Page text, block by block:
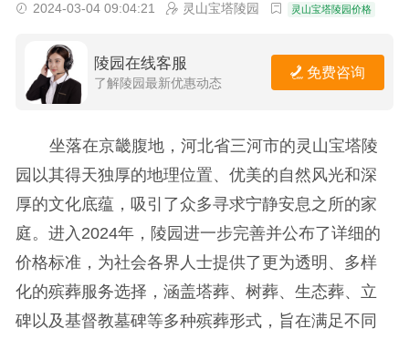
2024-03-04 09:04:21 灵山宝塔陵园 灵山宝塔陵园价格
陵园在线客服
了解陵园最新优惠动态
免费咨询
坐落在京畿腹地，河北省三河市的灵山宝塔陵
园以其得天独厚的地理位置、优美的自然风光和深
厚的文化底蕴，吸引了众多寻求宁静安息之所的家
庭。进入2024年，陵园进一步完善并公布了详细的
价格标准，为社会各界人士提供了更为透明、多样
化的殡葬服务选择，涵盖塔葬、树葬、生态葬、立
碑以及基督教墓碑等多种殡葬形式，旨在满足不同